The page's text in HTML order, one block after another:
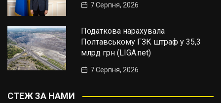
7 Серпня, 2026
Податкова нарахувала
Полтавському ГЗК штраф у 35,3
млрд грн (LIGA.net)
7 Серпня, 2026
СТЕЖ ЗА НАМИ